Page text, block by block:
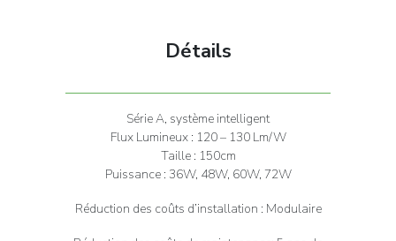
Détails
Série A, système intelligent
Flux Lumineux : 120 – 130 Lm/W
Taille : 150cm
Puissance : 36W, 48W, 60W, 72W
Réduction des coûts d’installation : Modulaire